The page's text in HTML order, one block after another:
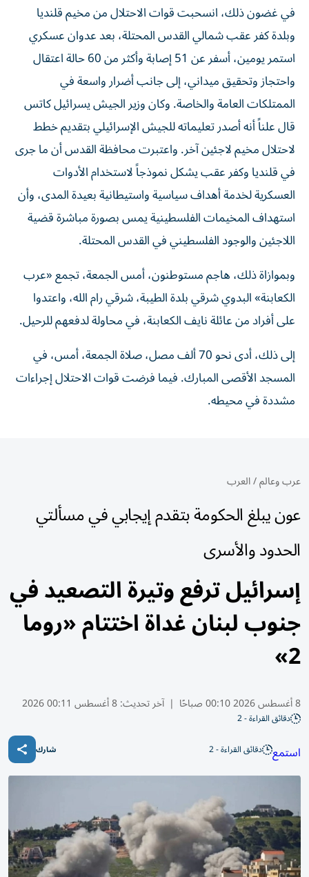
في غضون ذلك، انسحبت قوات الاحتلال من مخيم قلنديا
وبلدة كفر عقب شمالي القدس المحتلة، بعد عدوان عسكري
استمر يومين، أسفر عن 51 إصابة وأكثر من 60 حالة اعتقال
واحتجاز وتحقيق ميداني، إلى جانب أضرار واسعة في
الممتلكات العامة والخاصة. وكان وزير الجيش يسرائيل كاتس
قال علناً أنه أصدر تعليماته للجيش الإسرائيلي بتقديم خطط
لاحتلال مخيم لاجئين آخر. واعتبرت محافظة القدس أن ما جرى
في قلنديا وكفر عقب يشكل نموذجاً لاستخدام الأدوات
العسكرية لخدمة أهداف سياسية واستيطانية بعيدة المدى، وأن
استهداف المخيمات الفلسطينية يمس بصورة مباشرة قضية
اللاجئين والوجود الفلسطيني في القدس المحتلة.
وبموازاة ذلك، هاجم مستوطنون، أمس الجمعة، تجمع «عرب
الكعابنة» البدوي شرقي بلدة الطيبة، شرقي رام الله، واعتدوا
على أفراد من عائلة نايف الكعابنة، في محاولة لدفعهم للرحيل.
إلى ذلك، أدى نحو 70 ألف مصل، صلاة الجمعة، أمس، في
المسجد الأقصى المبارك. فيما فرضت قوات الاحتلال إجراءات
مشددة في محيطه.
عرب وعالم/العرب
عون يبلغ الحكومة بتقدم إيجابي في مسألتي
الحدود والأسرى
إسرائيل ترفع وتيرة التصعيد في
جنوب لبنان غداة اختتام «روما
2»
8 أغسطس 2026 00:10 صباحًا | آخر تحديث:8 أغسطس 00:11 2026
دقائق القراءة - 2
استمع دقائق القراءة - 2 شارك